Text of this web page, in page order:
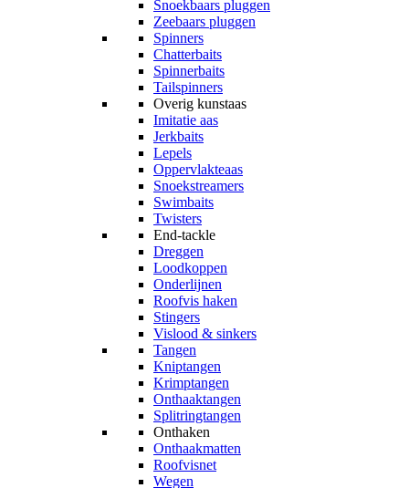
Snoekbaars pluggen
Zeebaars pluggen
Spinners
Chatterbaits
Spinnerbaits
Tailspinners
Overig kunstaas
Imitatie aas
Jerkbaits
Lepels
Oppervlakteaas
Snoekstreamers
Swimbaits
Twisters
End-tackle
Dreggen
Loodkoppen
Onderlijnen
Roofvis haken
Stingers
Vislood & sinkers
Tangen
Kniptangen
Krimptangen
Onthaaktangen
Splitringtangen
Onthaken
Onthaakmatten
Roofvisnet
Wegen